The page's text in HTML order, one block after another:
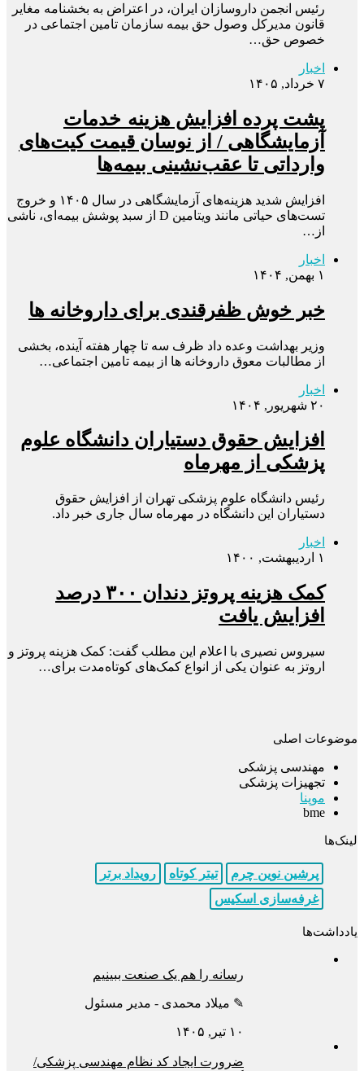
رئیس انجمن داروسازان ایران، در اعتراض به بخشنامه مغایر
قانون مدیرکل وصول حق بیمه سازمان تامین اجتماعی در
خصوص حق…
اخبار
۷ خرداد, ۱۴۰۵
پشت پرده افزایش هزینه خدمات
آزمایشگاهی / از نوسان قیمت کیت‌های
وارداتی تا عقب‌نشینی بیمه‌ها
افزایش شدید هزینه‌های آزمایشگاهی در سال ۱۴۰۵ و خروج
تست‌های حیاتی مانند ویتامین D از سبد پوشش بیمه‌ای، ناشی
از…
اخبار
۱ بهمن, ۱۴۰۴
خبر خوش ظفرقندی برای داروخانه ها
وزیر بهداشت وعده داد ظرف سه تا چهار هفته آینده، بخشی
از مطالبات معوق داروخانه ها از بیمه تامین اجتماعی…
اخبار
۲۰ شهریور, ۱۴۰۴
افزایش حقوق دستیاران دانشگاه علوم
پزشکی از مهرماه
رئیس دانشگاه علوم پزشکی تهران از افزایش حقوق
دستیاران این دانشگاه در مهرماه سال جاری خبر داد.
اخبار
۱ اردیبهشت, ۱۴۰۰
کمک هزینه پروتز دندان ۳۰۰ درصد
افزایش یافت
سیروس نصیری با اعلام این مطلب گفت: کمک هزینه پروتز و
اروتز به عنوان یکی از انواع کمک‌های کوتاه‌مدت برای…
موضوعات اصلی
مهندسی پزشکی
تجهیزات پزشکی
موپنا
bme
لینک‌ها
پرشین نوین چرم تیتر کوتاه
رویداد برتر
غرفه‌سازی اسکیس
یادداشت‌ها
رسانه را هم یک صنعت ببینیم
✎ میلاد محمدی - مدیر مسئول
۱۰ تیر, ۱۴۰۵
ضرورت ایجاد کد نظام مهندسی پزشکی/